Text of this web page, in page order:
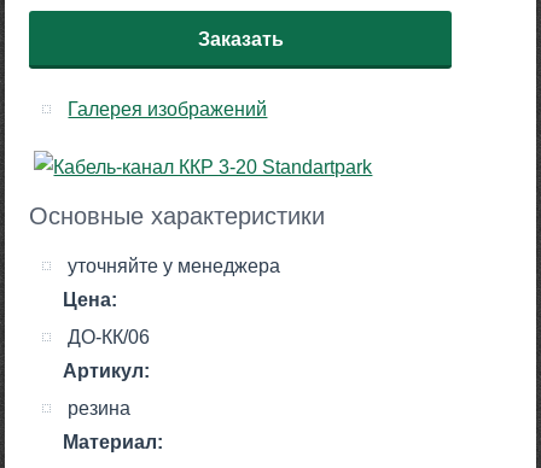
Заказать
Галерея изображений
Основные характеристики
Цена:
уточняйте у менеджера
Артикул:
ДО-КК/06
Материал:
резина